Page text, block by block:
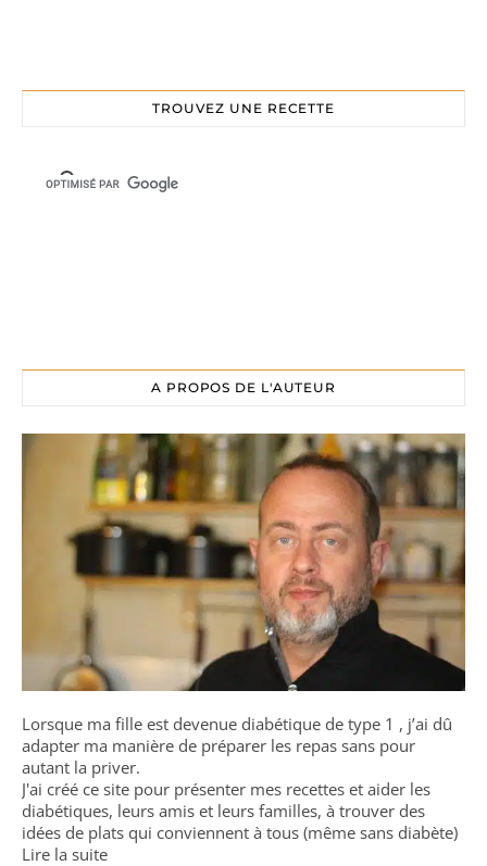
TROUVEZ UNE RECETTE
A PROPOS DE L'AUTEUR
Lorsque ma fille est devenue diabétique de type 1 , j’ai dû
adapter ma manière de préparer les repas sans pour
autant la priver.
J'ai créé ce site pour présenter mes recettes et aider les
diabétiques, leurs amis et leurs familles, à trouver des
idées de plats qui conviennent à tous (même sans diabète)
Lire la suite